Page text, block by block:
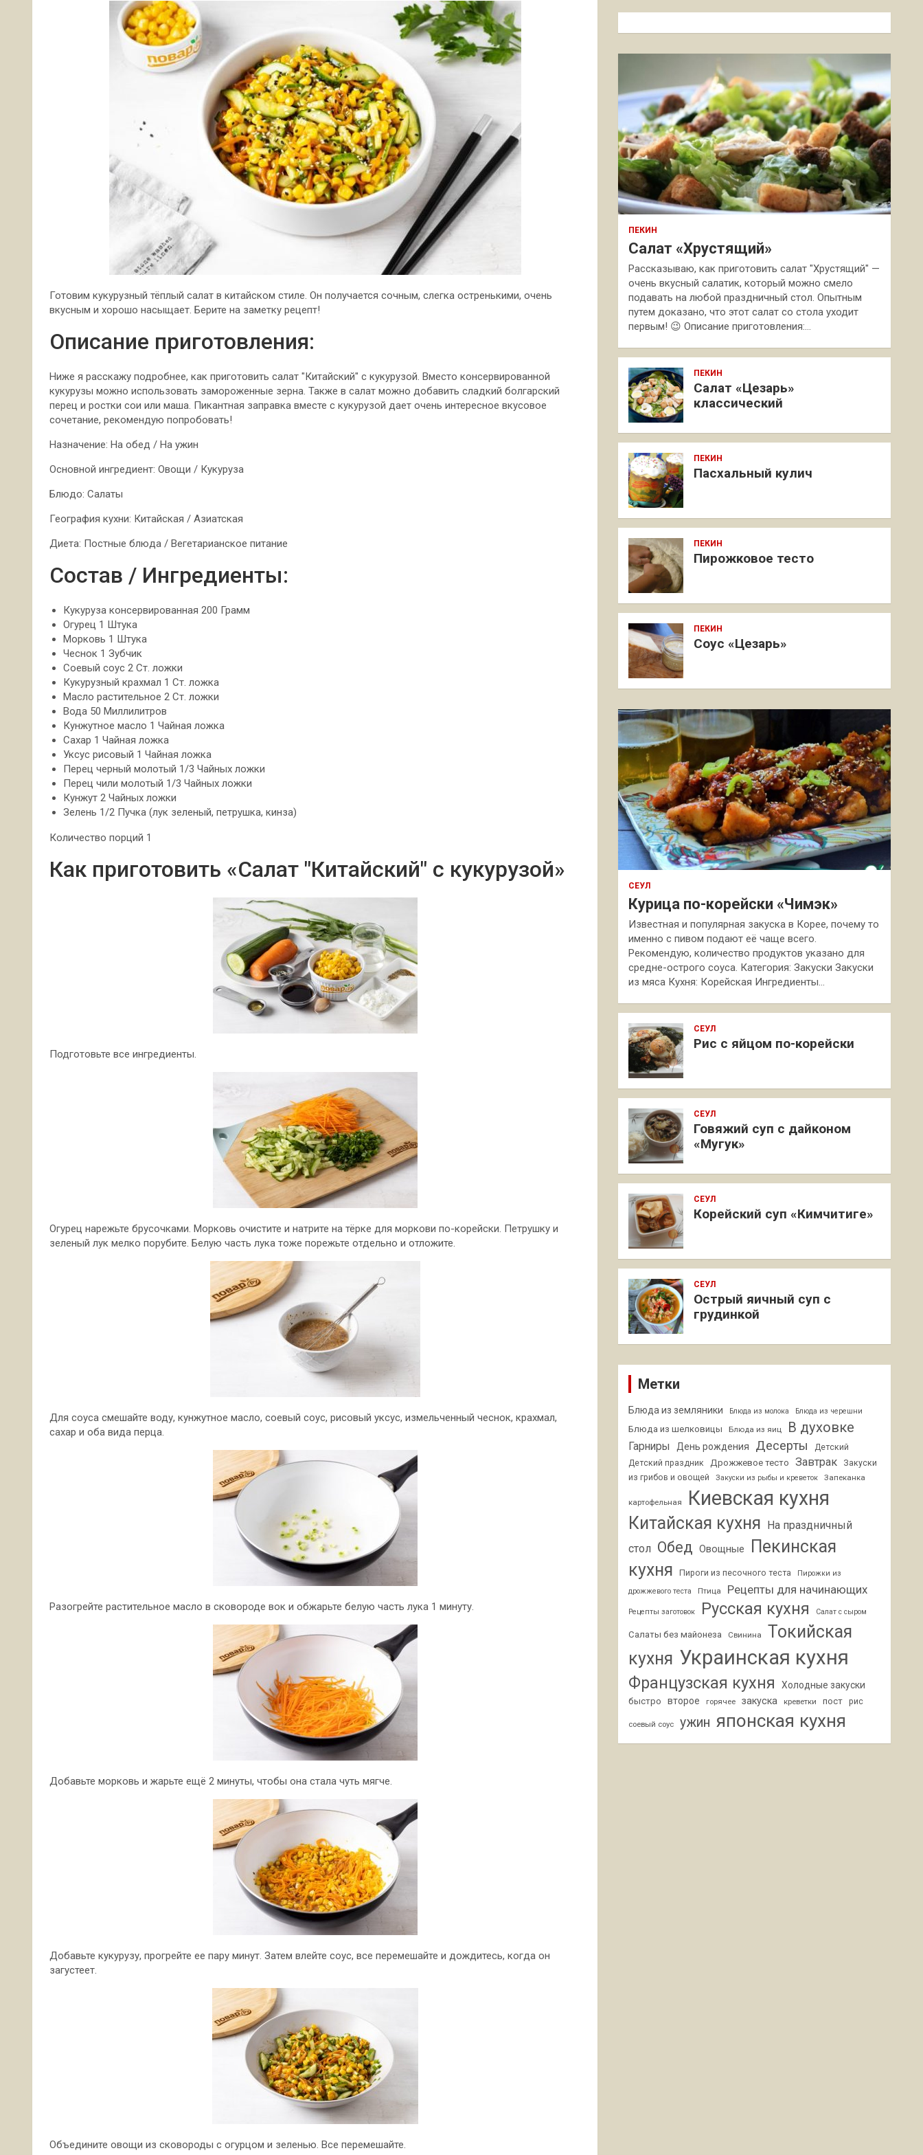
Готовим кукурузный тёплый салат в китайском стиле. Он получается сочным, слегка остренькими, очень
вкусным и хорошо насыщает. Берите на заметку рецепт!
Описание приготовления:
Ниже я расскажу подробнее, как приготовить салат "Китайский" с кукурузой. Вместо консервированной
кукурузы можно использовать замороженные зерна. Также в салат можно добавить сладкий болгарский
перец и ростки сои или маша. Пикантная заправка вместе с кукурузой дает очень интересное вкусовое
сочетание, рекомендую попробовать!
Назначение: На обед / На ужин
Основной ингредиент: Овощи / Кукуруза
Блюдо: Салаты
География кухни: Китайская / Азиатская
Диета: Постные блюда / Вегетарианское питание
Состав / Ингредиенты:
Кукуруза консервированная 200 Грамм
Огурец 1 Штука
Морковь 1 Штука
Чеснок 1 Зубчик
Соевый соус 2 Ст. ложки
Кукурузный крахмал 1 Ст. ложка
Масло растительное 2 Ст. ложки
Вода 50 Миллилитров
Кунжутное масло 1 Чайная ложка
Сахар 1 Чайная ложка
Уксус рисовый 1 Чайная ложка
Перец черный молотый 1/3 Чайных ложки
Перец чили молотый 1/3 Чайных ложки
Кунжут 2 Чайных ложки
Зелень 1/2 Пучка (лук зеленый, петрушка, кинза)
Количество порций 1
Как приготовить «Салат "Китайский" с кукурузой»
Подготовьте все ингредиенты.
Огурец нарежьте брусочками. Морковь очистите и натрите на тёрке для моркови по-корейски. Петрушку и
зеленый лук мелко порубите. Белую часть лука тоже порежьте отдельно и отложите.
Для соуса смешайте воду, кунжутное масло, соевый соус, рисовый уксус, измельченный чеснок, крахмал,
сахар и оба вида перца.
Разогрейте растительное масло в сковороде вок и обжарьте белую часть лука 1 минуту.
Добавьте морковь и жарьте ещё 2 минуты, чтобы она стала чуть мягче.
Добавьте кукурузу, прогрейте ее пару минут. Затем влейте соус, все перемешайте и дождитесь, когда он
загустеет.
Объедините овощи из сковороды с огурцом и зеленью. Все перемешайте.
к
ПЕКИН
Салат «Хрустящий»
Рассказываю, как приготовить салат "Хрустящий" —
очень вкусный салатик, который можно смело
подавать на любой праздничный стол. Опытным
путем доказано, что этот салат со стола уходит
первым! 😉 Описание приготовления:…
ПЕКИН
Салат «Цезарь»
классический
ПЕКИН
Пасхальный кулич
ПЕКИН
Пирожковое тесто
ПЕКИН
Соус «Цезарь»
СЕУЛ
Курица по-корейски «Чимэк»
Известная и популярная закуска в Корее, почему то
именно с пивом подают её чаще всего.
Рекомендую, количество продуктов указано для
средне-острого соуса. Категория: Закуски Закуски
из мяса Кухня: Корейская Ингредиенты…
СЕУЛ
Рис с яйцом по-корейски
СЕУЛ
Говяжий суп с дайконом
«Мугук»
СЕУЛ
Корейский суп «Кимчитиге»
СЕУЛ
Острый яичный суп с
грудинкой
Метки
Блюда из земляники Блюда из молока Блюда из черешни
Блюда из шелковицы Блюда из яиц В духовке
Гарниры День рождения Десерты
Детский
Детский праздник
Дрожжевое тесто Завтрак
Закуски
из грибов и овощей
Закуски из рыбы и креветок Запеканка
картофельная Киевская кухня
Китайская кухня На праздничный
стол Обед Овощные
Пекинская
кухня
Пироги из песочного теста
Пирожки из
дрожжевого теста
Птица Рецепты для начинающих
Рецепты заготовок Русская кухня Салат с сыром
Салаты без майонеза Свинина
Токийская
кухня Украинская кухня
Французская кухня Холодные закуски
быстро второе горячее закуска креветки пост рис
соевый соус ужин японская кухня